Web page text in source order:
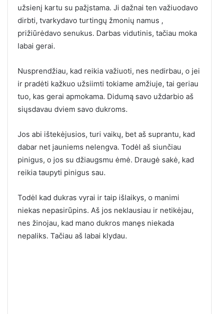
užsienį kartu su pažįstama. Ji dažnai ten važiuodavo
dirbti, tvarkydavo turtingų žmonių namus ,
prižiūrėdavo senukus. Darbas vidutinis, tačiau moka
labai gerai.
Nusprendžiau, kad reikia važiuoti, nes nedirbau, o jei
ir pradėti kažkuo užsiimti tokiame amžiuje, tai geriau
tuo, kas gerai apmokama. Didumą savo uždarbio aš
siųsdavau dviem savo dukroms.
Jos abi ištekėjusios, turi vaikų, bet aš suprantu, kad
dabar net jauniems nelengva. Todėl aš siunčiau
pinigus, o jos su džiaugsmu ėmė. Draugė sakė, kad
reikia taupyti pinigus sau.
Todėl kad dukras vyrai ir taip išlaikys, o manimi
niekas nepasirūpins. Aš jos neklausiau ir netikėjau,
nes žinojau, kad mano dukros manęs niekada
nepaliks. Tačiau aš labai klydau.